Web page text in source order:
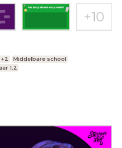
+2
Middelbare school
1,2